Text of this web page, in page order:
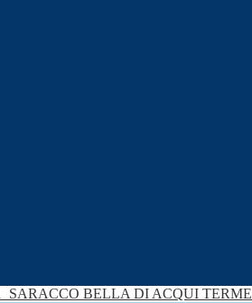
SARACCO BELLA DI ACQUI TERME